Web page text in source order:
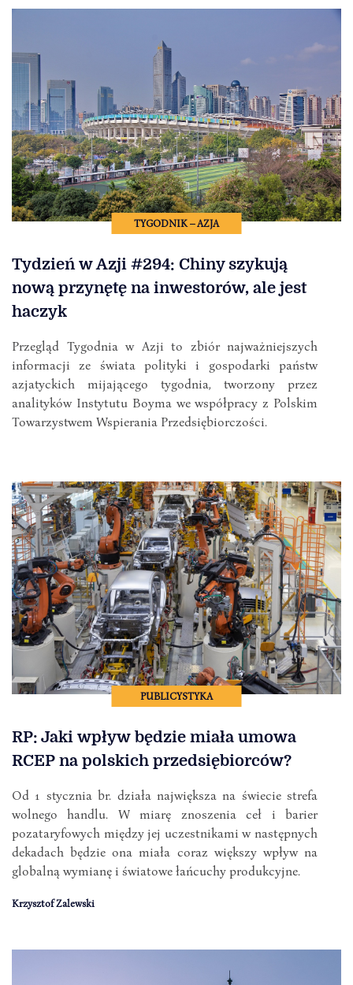
TYGODNIK – AZJA
Tydzień w Azji #294: Chiny szykują
nową przynętę na inwestorów, ale jest
haczyk
Przegląd Tygodnia w Azji to zbiór najważniejszych
informacji ze świata polityki i gospodarki państw
azjatyckich mijającego tygodnia, tworzony przez
analityków Instytutu Boyma we współpracy z Polskim
Towarzystwem Wspierania Przedsiębiorczości.
PUBLICYSTYKA
RP: Jaki wpływ będzie miała umowa
RCEP na polskich przedsiębiorców?
Od 1 stycznia br. działa największa na świecie strefa
wolnego handlu. W miarę znoszenia ceł i barier
pozataryfowych między jej uczestnikami w następnych
dekadach będzie ona miała coraz większy wpływ na
globalną wymianę i światowe łańcuchy produkcyjne.
Krzysztof Zalewski